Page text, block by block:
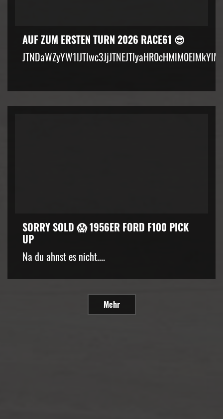
AUF ZUM ERSTEN TURN 2026 RACE61 😎
SORRY SOLD 😱 1956ER FORD F100 PICK
UP
Na du ahnst es nicht....
Mehr